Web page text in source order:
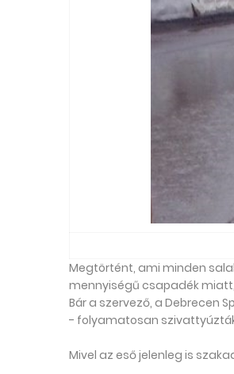
Megtörtént, ami minden
mennyiségű csapadék
Bár a szervező, a Debrecen
- folyamatosan
Mivel az eső jelenleg is